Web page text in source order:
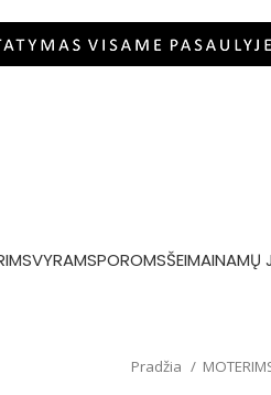
VYRAMSPOROMSŠEIMAINAMŲ
Pradžia